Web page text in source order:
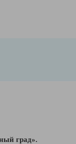
град».